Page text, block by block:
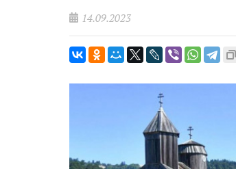
14.09.2023